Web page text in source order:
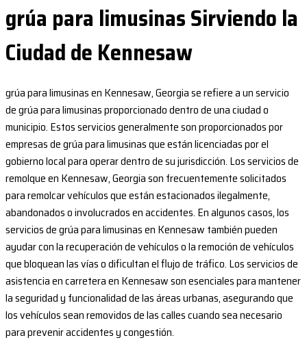
grúa para limusinas Sirviendo la
Ciudad de Kennesaw
grúa para limusinas en Kennesaw, Georgia se refiere a un servicio
de grúa para limusinas proporcionado dentro de una ciudad o
municipio. Estos servicios generalmente son proporcionados por
empresas de grúa para limusinas que están licenciadas por el
gobierno local para operar dentro de su jurisdicción. Los servicios de
remolque en Kennesaw, Georgia son frecuentemente solicitados
para remolcar vehículos que están estacionados ilegalmente,
abandonados o involucrados en accidentes. En algunos casos, los
servicios de grúa para limusinas en Kennesaw también pueden
ayudar con la recuperación de vehículos o la remoción de vehículos
que bloquean las vías o dificultan el flujo de tráfico. Los servicios de
asistencia en carretera en Kennesaw son esenciales para mantener
la seguridad y funcionalidad de las áreas urbanas, asegurando que
los vehículos sean removidos de las calles cuando sea necesario
para prevenir accidentes y congestión.